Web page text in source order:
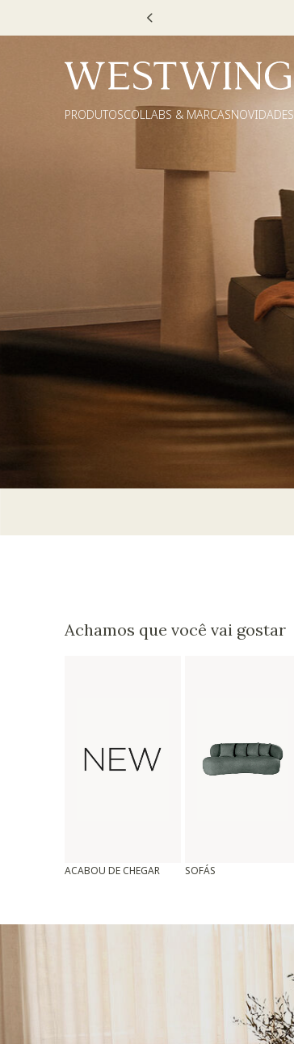
PRODUTOSCOLLABS & MARCASNOVIDADES
Achamos que você vai gostar
ACABOU DE CHEGAR SOFÁS